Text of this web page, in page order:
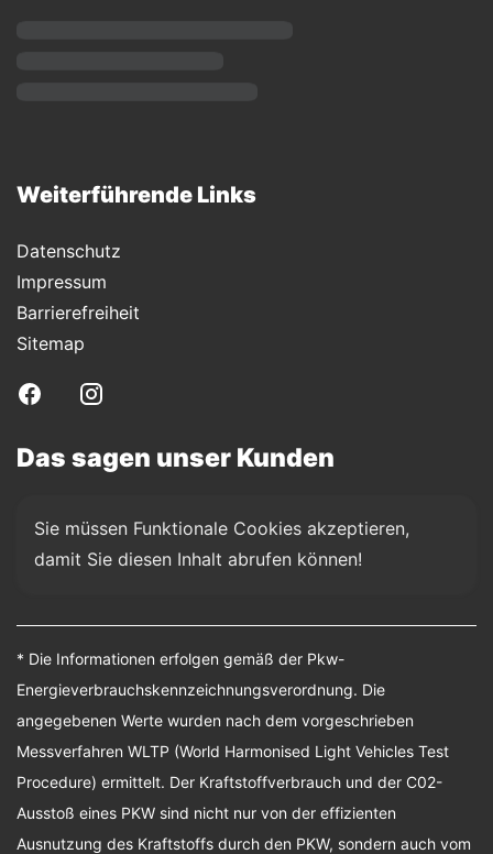
Weiterführende Links
Datenschutz
Impressum
Barrierefreiheit
Sitemap
Das sagen unser Kunden
Sie müssen Funktionale Cookies akzeptieren,
damit Sie diesen Inhalt abrufen können!
* Die Informationen erfolgen gemäß der Pkw-
Energieverbrauchskennzeichnungsverordnung. Die
angegebenen Werte wurden nach dem vorgeschrieben
Messverfahren WLTP (World Harmonised Light Vehicles Test
Procedure) ermittelt. Der Kraftstoffverbrauch und der C02-
Ausstoß eines PKW sind nicht nur von der effizienten
Ausnutzung des Kraftstoffs durch den PKW, sondern auch vom